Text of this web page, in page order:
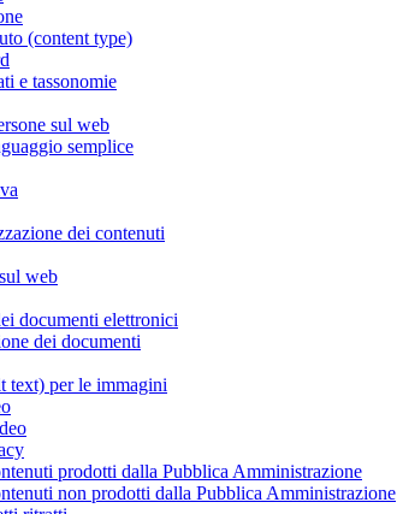
(content type)
e tassonomie
sul web
semplice
dei contenuti
web
documenti elettronici
dei documenti
text) per le immagini
prodotti dalla Pubblica Amministrazione
non prodotti dalla Pubblica Amministrazione